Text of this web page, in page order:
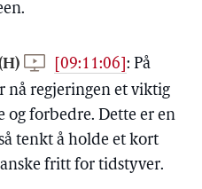
[09:11:06] : På
nå regjeringen et viktig
forbedre. Dette er en
tenkt å holde et kort
fritt for tidstyver.